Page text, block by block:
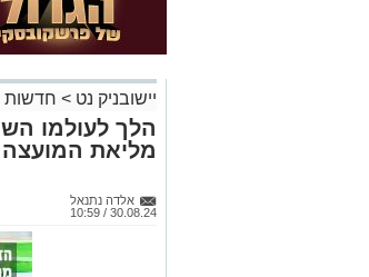
יישובניק נט > חדשות
הלך לעולמו
מליאת
אלדה נתנאל
30.08.24 / 10:59